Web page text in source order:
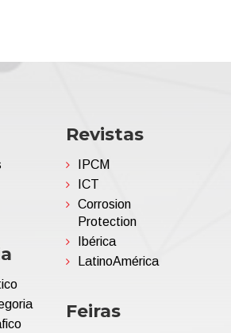
Revistas
IPCM
ICT
Corrosion
Protection
Ibérica
LatinoAmérica
Feiras